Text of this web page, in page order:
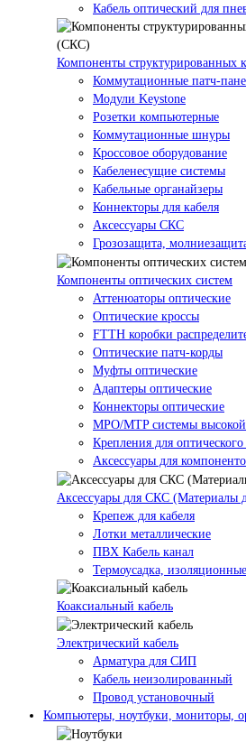
Кабель оптический для
Компоненты структурированных
Коммутационные патч-
Модули Keystone
Розетки компьютерные
Коммутационные шнуры
Кроссовое оборудование
Кабеленесущие системы
Кабельные органайзеры
Коннекторы для кабеля
Аксессуары СКС
Грозозащита,
Компоненты оптических систем
Аттенюаторы оптические
Оптические кроссы
FTTH коробки
Оптические патч-корды
Муфты оптические
Адаптеры оптические
Коннекторы оптические
MPO/MTP системы
Крепления для оптического
Аксессуары для
Аксессуары для СКС (Материалы
Крепеж для кабеля
Лотки металлические
ПВХ Кабель канал
Термоусадка,
Коаксиальный кабель
Электрический кабель
Арматура для СИП
Кабель неизолированный
Провод установочный
Компьютеры, ноутбуки, мониторы,